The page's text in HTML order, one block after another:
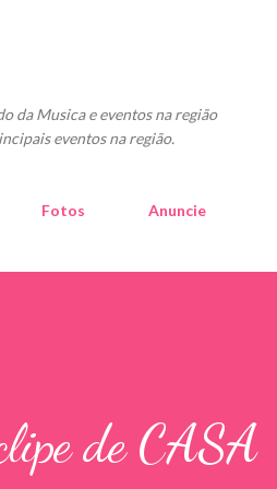
da Musica e eventos na região
eventos na região.
Fotos Anuncie
de CASA